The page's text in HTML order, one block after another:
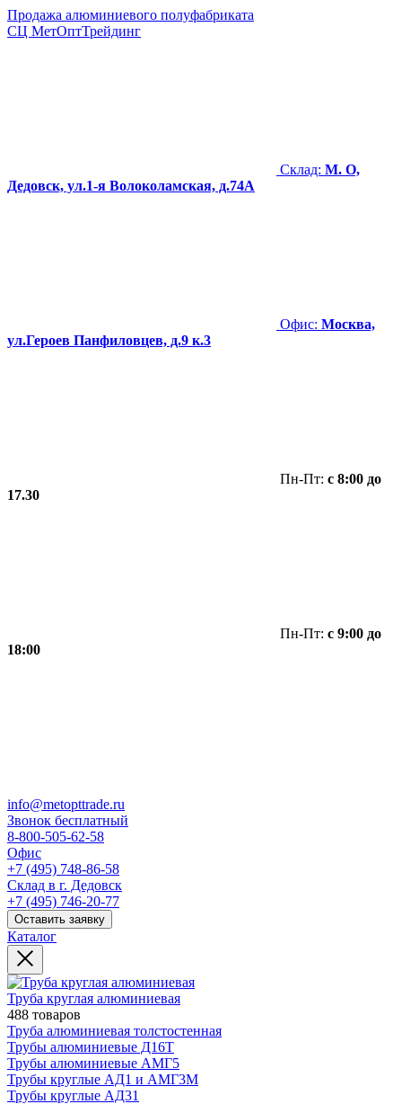
Продажа алюминиевого полуфабриката
СЦ МетОптТрейдинг
Склад: М. О,
Дедовск, ул.1-я Волоколамская, д.74А
Офис: Москва,
ул.Героев Панфиловцев, д.9 к.3
Пн-Пт: с 8:00 до
17.30
Пн-Пт: с 9:00 до
18:00
info@metopttrade.ru
Звонок бесплатный
8-800-505-62-58
Офис
+7 (495) 748-86-58
Склад в г. Дедовск
+7 (495) 746-20-77
Оставить заявку
Каталог
Труба круглая алюминиевая
488 товаров
Труба алюминиевая толстостенная
Трубы алюминиевые Д16Т
Трубы алюминиевые АМГ5
Трубы круглые АД1 и АМГ3М
Трубы круглые АД31